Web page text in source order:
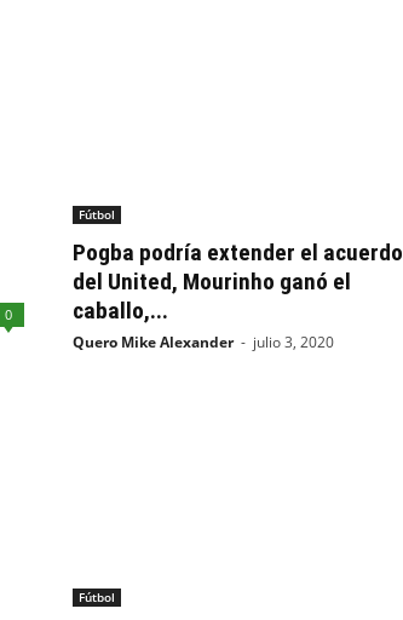
0
Fútbol
Pogba podría extender el acuerdo
del United, Mourinho ganó el
caballo,...
Quero Mike Alexander - julio 3, 2020
Fútbol